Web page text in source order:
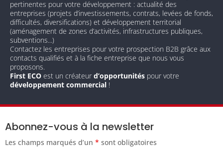
pertinentes pour votre développement : actualité des
entreprises (projets d’investissements, contrats, levées de fonds,
difficultés, diversifications) et développement territorial
(aménagement de zones d’activités, infrastructures publiques,
subventions...)
Contactez les entreprises pour votre prospection B2B grâce aux
contacts qualifiés et à la fiche entreprise que nous vous
proposons.
First ECO est un créateurd’opportunités pour votre
développement commercial !
Abonnez-vous à la newsletter
Les champs marqués d’un * sont obligatoires